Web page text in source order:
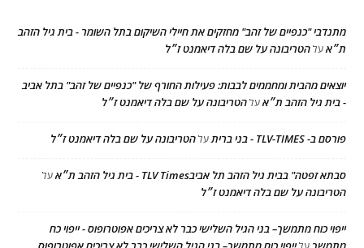
מתנדבי "כנפיים של זהב" מחזקים את חיילי השיקום בתל השומר - בית גיל הזהב
ת״אעלהטריבונה על שם בלה דיאמנט ז״ל
יוצאים מהבית ומחממים לבבות: פעילות החורף של "כנפיים של זהב" בתל אביב
- בית גיל הזהב ת״אעלהטריבונה על שם בלה דיאמנט ז״ל
פורסם ב- TLV-TIMES - בני ברית עלהטריבונה על שם בלה דיאמנט ז״ל
סבתא זפטה" בבית גיל הזהב תל אביבTLV Times - בית גיל הזהב ת״א על
הטריבונה על שם בלה דיאמנט ז״ל
ייפוי כוח מתמשך– בני הגיל השלישי כבר לא צריכים אפוטרופוס - ייפוי כח